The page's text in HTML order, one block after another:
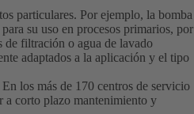
particulares. Por ejemplo, la bomba
su uso en procesos primarios, por
de filtración o agua de lavado
adaptados a la aplicación y el tipo
los más de 170 centros de servicio
a corto plazo mantenimiento y